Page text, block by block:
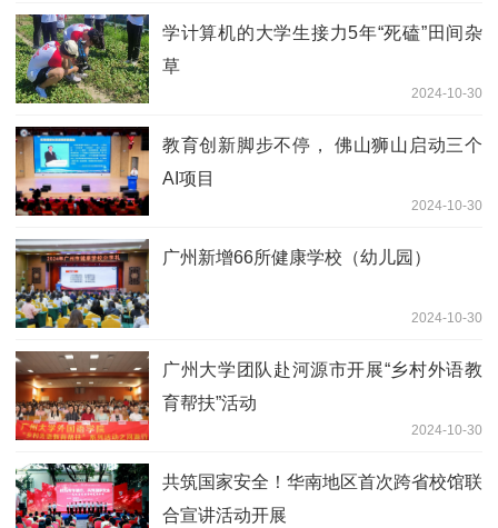
学计算机的大学生接力5年“死磕”田间杂
草
2024-10-30
教育创新脚步不停， 佛山狮山启动三个
AI项目
2024-10-30
广州新增66所健康学校（幼儿园）
2024-10-30
广州大学团队赴河源市开展“乡村外语教
育帮扶”活动
2024-10-30
共筑国家安全！华南地区首次跨省校馆联
合宣讲活动开展